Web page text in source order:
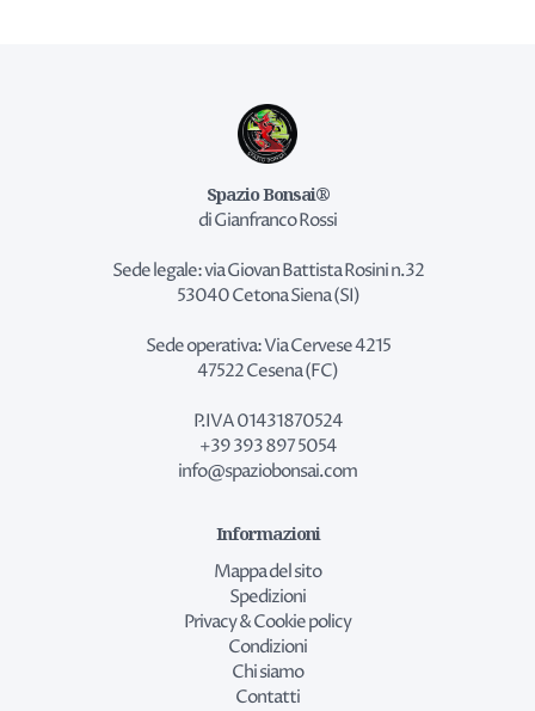
Spazio Bonsai®
di Gianfranco Rossi
Sede legale: via Giovan Battista Rosini n.32
53040 Cetona Siena (SI)
Sede operativa: Via Cervese 4215
47522 Cesena (FC)
P.IVA 01431870524
+39 393 897 5054
info@spaziobonsai.com
Informazioni
Mappa del sito
Spedizioni
Privacy & Cookie policy
Condizioni
Chi siamo
Contatti